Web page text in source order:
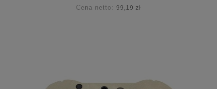
Cena netto: 99,19 zł